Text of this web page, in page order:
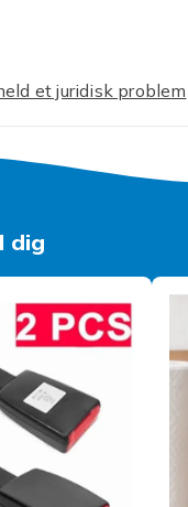
et juridisk problem
dig